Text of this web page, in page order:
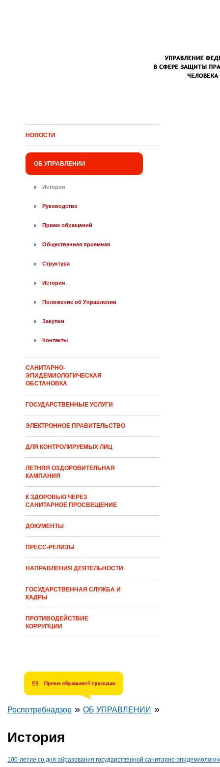
НОВОСТИ
ОБ УПРАВЛЕНИИ
История
Руководство
Прием обращений
Общественная приемная
Структура
История
Положение об Управлении
Закупки
Контакты
САНИТАРНО-
ЭПИДЕМИОЛОГИЧЕСКАЯ
ОБСТАНОВКА
ГОСУДАРСТВЕННЫЕ УСЛУГИ
ЭЛЕКТРОННОЕ ПРАВИТЕЛЬСТВО
ДЛЯ КОНТРОЛИРУЕМЫХ ЛИЦ
ЛЕТНЯЯ ОЗДОРОВИТЕЛЬНАЯ
КАМПАНИЯ
К ЗДОРОВЬЮ ЧЕРЕЗ
САНИТАРНОЕ ПРОСВЕЩЕНИЕ
ДОКУМЕНТЫ
ПРЕСС-РЕЛИЗЫ
НАПРАВЛЕНИЯ ДЕЯТЕЛЬНОСТИ
ГОСУДАРСТВЕННАЯ СЛУЖБА И
КАДРЫ
ПРОТИВОДЕЙСТВИЕ
КОРРУПЦИИ
Роспотребнадзор » ОБ УПРАВЛЕНИИ »
История
100-летие со дня образования государственной санитарно-